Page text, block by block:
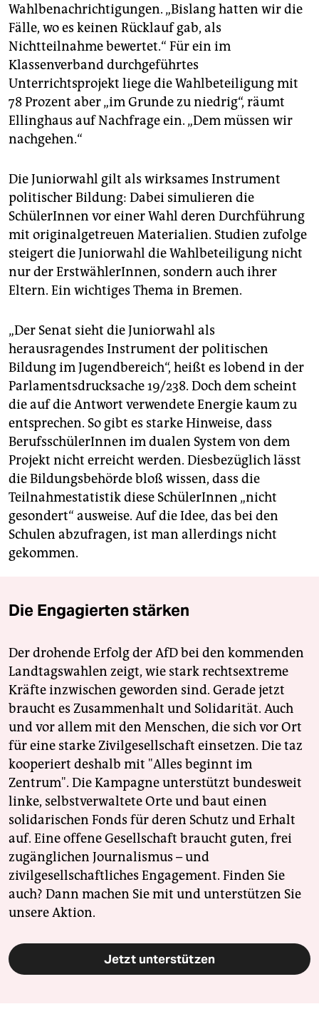
Wahlbenachrichtigungen. „Bislang hatten wir die
Fälle, wo es keinen Rücklauf gab, als
Nichtteilnahme bewertet.“ Für ein im
Klassenverband durchgeführtes
Unterrichtsprojekt liege die Wahlbeteiligung mit
78 Prozent aber „im Grunde zu niedrig“, räumt
Ellinghaus auf Nachfrage ein. „Dem müssen wir
nachgehen.“
Die Juniorwahl gilt als wirksames Instrument
politischer Bildung: Dabei simulieren die
SchülerInnen vor einer Wahl deren Durchführung
mit originalgetreuen Materialien. Studien zufolge
steigert die Juniorwahl die Wahlbeteiligung nicht
nur der ErstwählerInnen, sondern auch ihrer
Eltern. Ein wichtiges Thema in Bremen.
„Der Senat sieht die Juniorwahl als
herausragendes Instrument der politischen
Bildung im Jugendbereich“, heißt es lobend in der
Parlamentsdrucksache 19/238. Doch dem scheint
die auf die Antwort verwendete Energie kaum zu
entsprechen. So gibt es starke Hinweise, dass
BerufsschülerInnen im dualen System von dem
Projekt nicht erreicht werden. Diesbezüglich lässt
die Bildungsbehörde bloß wissen, dass die
Teilnahmestatistik diese SchülerInnen „nicht
gesondert“ ausweise. Auf die Idee, das bei den
Schulen abzufragen, ist man allerdings nicht
gekommen.
Die Engagierten stärken
Der drohende Erfolg der AfD bei den kommenden
Landtagswahlen zeigt, wie stark rechtsextreme
Kräfte inzwischen geworden sind. Gerade jetzt
braucht es Zusammenhalt und Solidarität. Auch
und vor allem mit den Menschen, die sich vor Ort
für eine starke Zivilgesellschaft einsetzen. Die taz
kooperiert deshalb mit "Alles beginnt im
Zentrum". Die Kampagne unterstützt bundesweit
linke, selbstverwaltete Orte und baut einen
solidarischen Fonds für deren Schutz und Erhalt
auf. Eine offene Gesellschaft braucht guten, frei
zugänglichen Journalismus – und
zivilgesellschaftliches Engagement. Finden Sie
auch? Dann machen Sie mit und unterstützen Sie
unsere Aktion.
Jetzt unterstützen